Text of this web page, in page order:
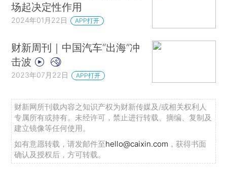
场起决定性作用
2024年01月22日 APP打开
财新周刊｜中国汽车“出海”冲
击波
2023年07月22日 APP打开
财新网所刊载内容之知识产权为财新传媒及/或相关权利人
专属所有或持有。未经许可，禁止进行转载、摘编、复制及
建立镜像等任何使用。
如有意愿转载，请发邮件至hello@caixin.com ，获得书面
确认及授权后，方可转载。